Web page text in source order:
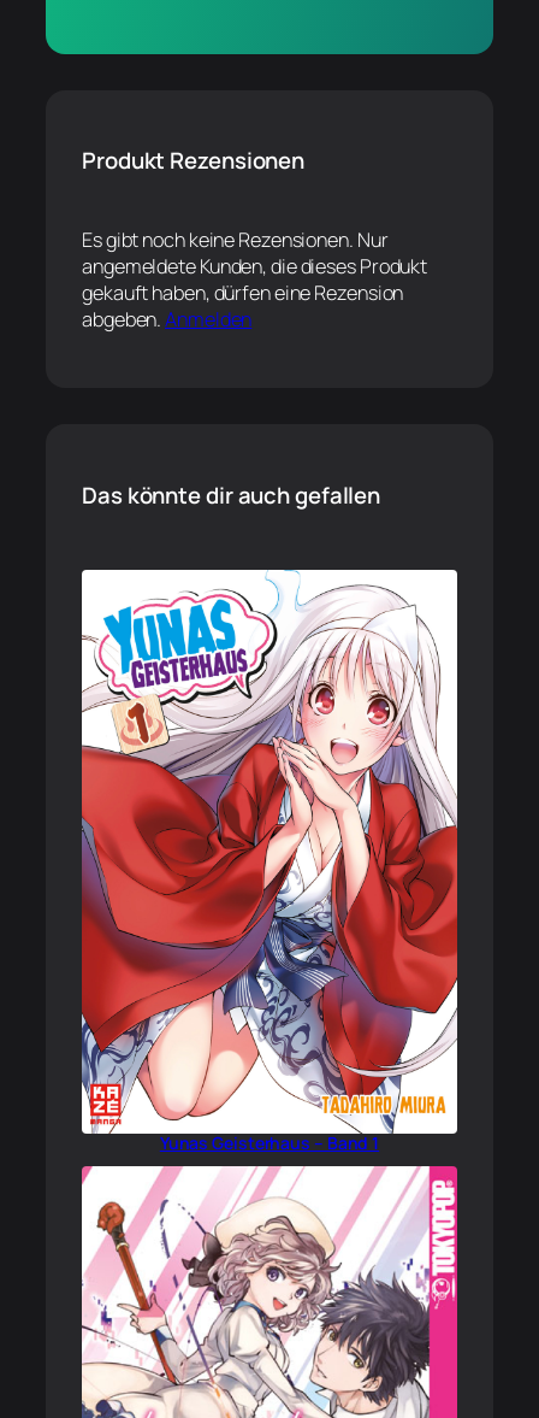
Produkt Rezensionen
Es gibt noch keine Rezensionen. Nur
angemeldete Kunden, die dieses Produkt
gekauft haben, dürfen eine Rezension
abgeben.Anmelden
Das könnte dir auch gefallen
Yunas Geisterhaus – Band 1